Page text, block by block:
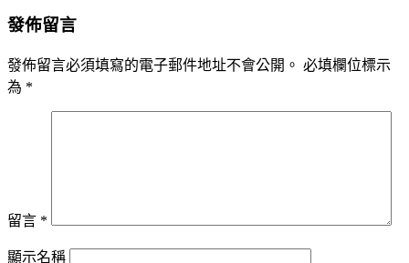
發佈留言
發佈留言必須填寫的電子郵件地址不會公開。 必填欄位標示
為 *
留言 *
顯示名稱